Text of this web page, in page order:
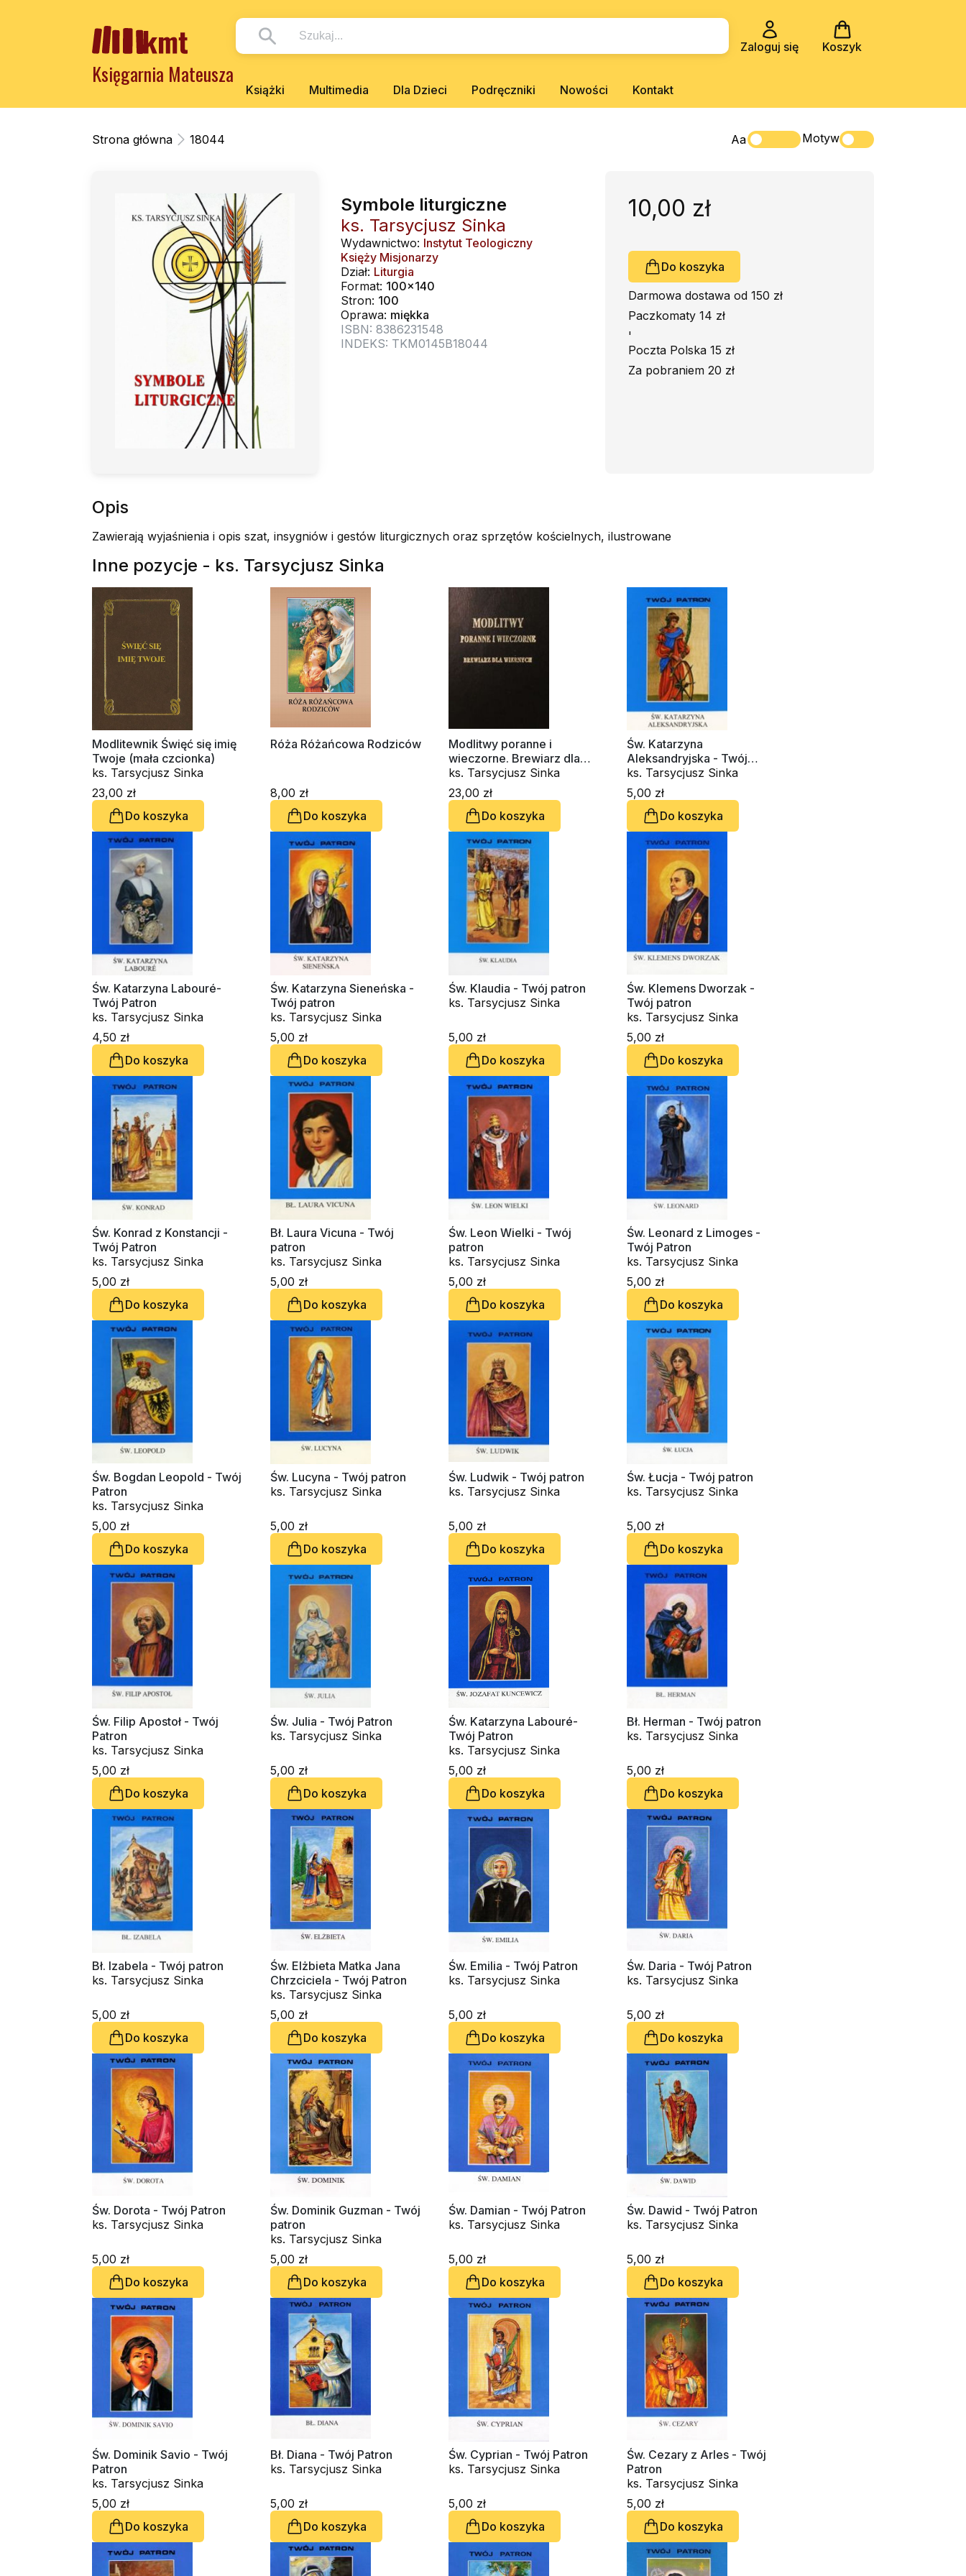
Zaloguj się Koszyk
Księgarnia Mateusza
Książki Multimedia Dla Dzieci Podręczniki Nowości Kontakt
Strona główna 18044 Aa Motyw
Symbole liturgiczne
ks. Tarsycjusz Sinka
Wydawnictwo: Instytut Teologiczny
Księży Misjonarzy
Dział: Liturgia
Format: 100x140
Stron: 100
Oprawa: miękka
ISBN: 8386231548
INDEKS: TKM0145B18044
10,00 zł
Do koszyka
Darmowa dostawa od 150 zł
Paczkomaty 14 zł
'
Poczta Polska 15 zł
Za pobraniem 20 zł
Opis
Zawierają wyjaśnienia i opis szat, insygniów i gestów liturgicznych oraz sprzętów kościelnych, ilustrowane
Inne pozycje - ks. Tarsycjusz Sinka
Modlitewnik Święć się imię
Twoje (mała czcionka)
ks. Tarsycjusz Sinka
23,00 zł
Do koszyka
Róża Różańcowa Rodziców
8,00 zł
Do koszyka
Modlitwy poranne i
wieczorne. Brewiarz dla
wiernych
ks. Tarsycjusz Sinka
23,00 zł
Do koszyka
Św. Katarzyna
Aleksandryjska - Twój
Patron
ks. Tarsycjusz Sinka
5,00 zł
Do koszyka
Św. Katarzyna Labouré-
Twój Patron
ks. Tarsycjusz Sinka
4,50 zł
Do koszyka
Św. Katarzyna Sieneńska -
Twój patron
ks. Tarsycjusz Sinka
5,00 zł
Do koszyka
Św. Klaudia - Twój patron
ks. Tarsycjusz Sinka
5,00 zł
Do koszyka
Św. Klemens Dworzak -
Twój patron
ks. Tarsycjusz Sinka
5,00 zł
Do koszyka
Św. Konrad z Konstancji -
Twój Patron
ks. Tarsycjusz Sinka
5,00 zł
Do koszyka
Bł. Laura Vicuna - Twój
patron
ks. Tarsycjusz Sinka
5,00 zł
Do koszyka
Św. Leon Wielki - Twój
patron
ks. Tarsycjusz Sinka
5,00 zł
Do koszyka
Św. Leonard z Limoges -
Twój Patron
ks. Tarsycjusz Sinka
5,00 zł
Do koszyka
Św. Bogdan Leopold - Twój
Patron
ks. Tarsycjusz Sinka
5,00 zł
Do koszyka
Św. Lucyna - Twój patron
ks. Tarsycjusz Sinka
5,00 zł
Do koszyka
Św. Ludwik - Twój patron
ks. Tarsycjusz Sinka
5,00 zł
Do koszyka
Św. Łucja - Twój patron
ks. Tarsycjusz Sinka
5,00 zł
Do koszyka
Św. Filip Apostoł - Twój
Patron
ks. Tarsycjusz Sinka
5,00 zł
Do koszyka
Św. Julia - Twój Patron
ks. Tarsycjusz Sinka
5,00 zł
Do koszyka
Św. Katarzyna Labouré-
Twój Patron
ks. Tarsycjusz Sinka
5,00 zł
Do koszyka
Bł. Herman - Twój patron
ks. Tarsycjusz Sinka
5,00 zł
Do koszyka
Bł. Izabela - Twój patron
ks. Tarsycjusz Sinka
5,00 zł
Do koszyka
Św. Elżbieta Matka Jana
Chrzciciela - Twój Patron
ks. Tarsycjusz Sinka
5,00 zł
Do koszyka
Św. Emilia - Twój Patron
ks. Tarsycjusz Sinka
5,00 zł
Do koszyka
Św. Daria - Twój Patron
ks. Tarsycjusz Sinka
5,00 zł
Do koszyka
Św. Dorota - Twój Patron
ks. Tarsycjusz Sinka
5,00 zł
Do koszyka
Św. Dominik Guzman - Twój
patron
ks. Tarsycjusz Sinka
5,00 zł
Do koszyka
Św. Damian - Twój Patron
ks. Tarsycjusz Sinka
5,00 zł
Do koszyka
Św. Dawid - Twój Patron
ks. Tarsycjusz Sinka
5,00 zł
Do koszyka
Św. Dominik Savio - Twój
Patron
ks. Tarsycjusz Sinka
5,00 zł
Do koszyka
Bł. Diana - Twój Patron
ks. Tarsycjusz Sinka
5,00 zł
Do koszyka
Św. Cyprian - Twój Patron
ks. Tarsycjusz Sinka
5,00 zł
Do koszyka
Św. Cezary z Arles - Twój
Patron
ks. Tarsycjusz Sinka
5,00 zł
Do koszyka